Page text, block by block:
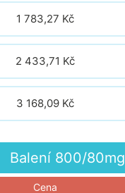
1 783,27 Kč
2 433,71 Kč
3 168,09 Kč
Balení800/80mg
Cena